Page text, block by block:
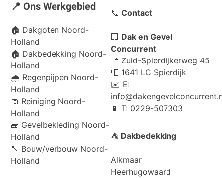
📍 Ons Werkgebied
🏠 Dakgoten Noord-
Holland
🏠 Dakbedekking Noord-
Holland
🌧️ Regenpijpen Noord-
Holland
🧼 Reiniging Noord-
Holland
🧱 Gevelbekleding Noord-
Holland
🔨 Bouw/verbouw Noord-
Holland
📞 Contact
🏢 Dak en Gevel
Concurrent
📍 Zuid-Spierdijkerweg 45
📮 1641 LC Spierdijk
✉️ E:
📱 T: 0229-507303
⛺ Dakbedekking
Alkmaar
Heerhugowaard